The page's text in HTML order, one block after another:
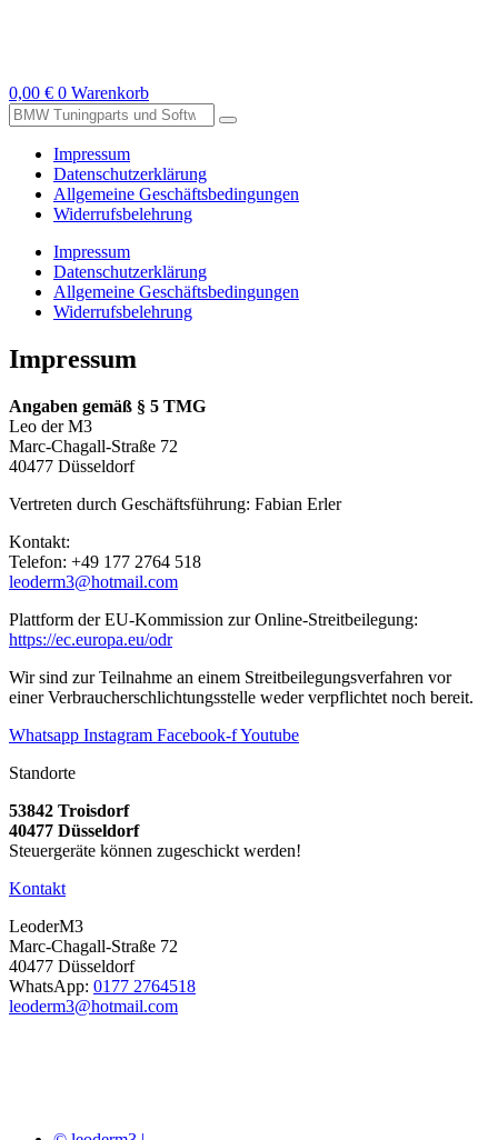
0,00 € 0 Warenkorb
Suche
nach:
Impressum
Datenschutzerklärung
Allgemeine Geschäftsbedingungen
Widerrufsbelehrung
Impressum
Datenschutzerklärung
Allgemeine Geschäftsbedingungen
Widerrufsbelehrung
Impressum
Angaben gemäß § 5 TMG
Leo der M3
Marc-Chagall-Straße 72
40477 Düsseldorf
Vertreten durch Geschäftsführung: Fabian Erler
Kontakt:
Telefon: +49 177 2764 518
leoderm3@hotmail.com
Plattform der EU-Kommission zur Online-Streitbeilegung:
https://ec.europa.eu/odr
Wir sind zur Teilnahme an einem Streitbeilegungsverfahren vor
einer Verbraucherschlichtungsstelle weder verpflichtet noch bereit.
Whatsapp Instagram Facebook-fYoutube
Standorte
53842 Troisdorf
40477 Düsseldorf
Steuergeräte können zugeschickt werden!
Kontakt
LeoderM3
Marc-Chagall-Straße 72
40477 Düsseldorf
WhatsApp: 0177 2764518
leoderm3@hotmail.com